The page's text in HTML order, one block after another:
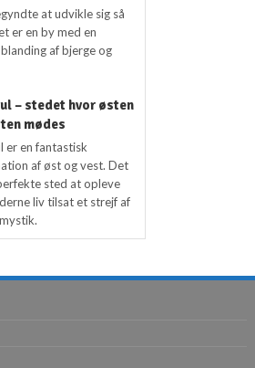
at udvikle sig så
er en by med en
af bjerge og
– stedet hvor østen
mødes
er en fantastisk
af øst og vest. Det
sted at opleve
liv tilsat et strejf af